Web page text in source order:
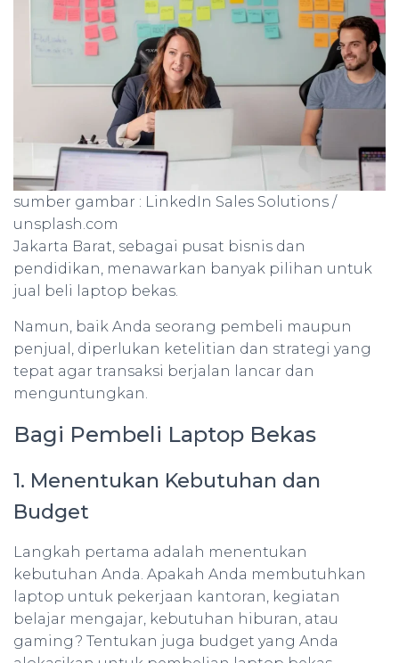
sumber gambar : LinkedIn Sales Solutions /
unsplash.com
Jakarta Barat, sebagai pusat bisnis dan
pendidikan, menawarkan banyak pilihan untuk
jual beli laptop bekas.
Namun, baik Anda seorang pembeli maupun
penjual, diperlukan ketelitian dan strategi yang
tepat agar transaksi berjalan lancar dan
menguntungkan.
Bagi Pembeli Laptop Bekas
1. Menentukan Kebutuhan dan
Budget
Langkah pertama adalah menentukan
kebutuhan Anda. Apakah Anda membutuhkan
laptop untuk pekerjaan kantoran, kegiatan
belajar mengajar, kebutuhan hiburan, atau
gaming? Tentukan juga budget yang Anda